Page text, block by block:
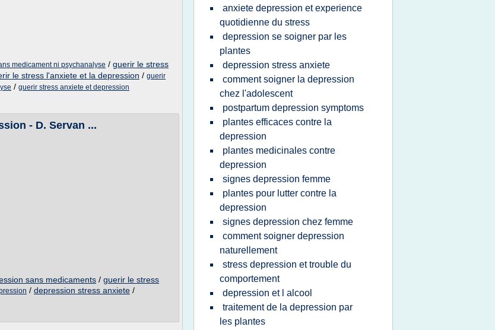
medicament ni psychanalyse / guerir le stress
le stress l'anxiete et la depression / guerir
/ guerir stress anxiete et depression
- D. Servan ...
sans medicaments / guerir le stress
/ depression stress anxiete /
anxiete depression et experience
quotidienne du stress
depression se soigner par les
plantes
depression stress anxiete
comment soigner la depression
chez l'adolescent
postpartum depression symptoms
plantes efficaces contre la
depression
plantes medicinales contre
depression
signes depression femme
plantes pour lutter contre la
depression
signes depression chez femme
comment soigner depression
naturellement
stress depression et trouble du
comportement
depression et l alcool
traitement de la depression par
les plantes